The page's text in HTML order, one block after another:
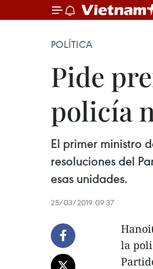
POLÍTICA
Pide
policía
El primer ministro
resoluciones del
esas unidades.
25/03/2019 09:37
la